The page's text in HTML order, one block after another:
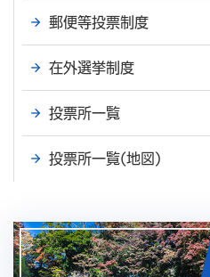
郵便等投票制度
在外選挙制度
投票所一覧
投票所一覧(地図)